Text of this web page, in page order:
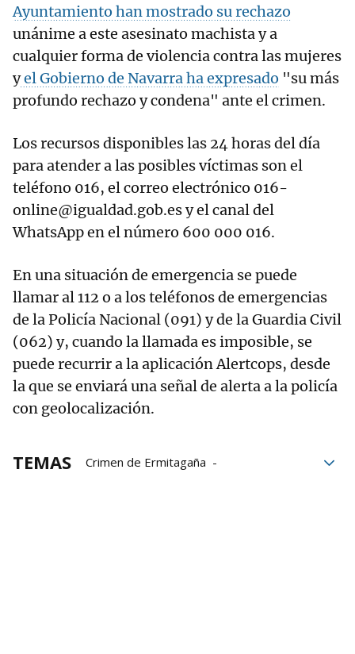
Ayuntamiento han mostrado su rechazo
unánime a este asesinato machista y a
cualquier forma de violencia contra las mujeres
yel Gobierno de Navarra ha expresado "su más
profundo rechazo y condena" ante el crimen.
Los recursos disponibles las 24 horas del día
para atender a las posibles víctimas son el
teléfono 016, el correo electrónico 016-
online@igualdad.gob.es y el canal del
WhatsApp en el número 600 000 016.
En una situación de emergencia se puede
llamar al 112 o a los teléfonos de emergencias
de la Policía Nacional (091) y de la Guardia Civil
(062) y, cuando la llamada es imposible, se
puede recurrir a la aplicación Alertcops, desde
la que se enviará una señal de alerta a la policía
con geolocalización.
TEMAS
Crimen de Ermitagaña